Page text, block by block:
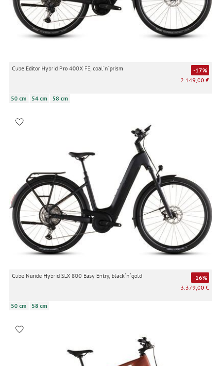
Cube Editor Hybrid Pro 400X FE, coal´n´prism
-17%
2.149,00 €
50 cm 54 cm 58 cm
Cube Nuride Hybrid SLX 800 Easy Entry, black´n´gold
-16%
3.379,00 €
50 cm 58 cm